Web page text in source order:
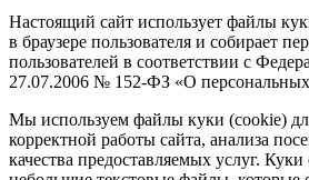
Настоящий сайт использует файлы
в браузере пользователя и собирает
пользователей в соответствии с
27.07.2006 № 152-ФЗ «О
Мы используем файлы куки (cookie)
корректной работы сайта, анализа
качества предоставляемых услуг.